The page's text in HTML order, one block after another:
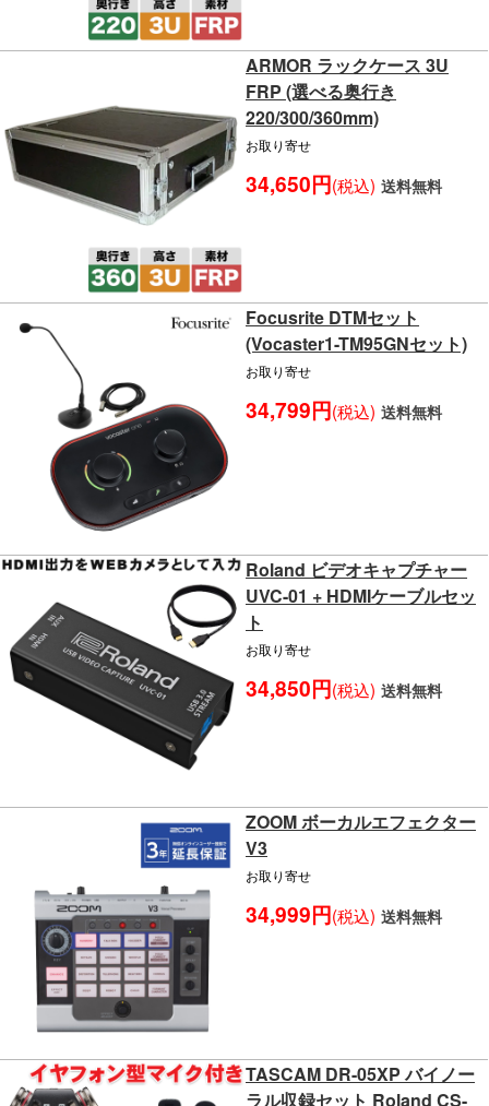
ARMOR ラックケース 3U
FRP (選べる奥行き
220/300/360mm)
お取り寄せ
34,650円(税込) 送料無料
Focusrite DTMセット
(Vocaster1-TM95GNセット)
お取り寄せ
34,799円(税込) 送料無料
Roland ビデオキャプチャー
UVC-01 + HDMIケーブルセッ
ト
お取り寄せ
34,850円(税込) 送料無料
ZOOM ボーカルエフェクター
V3
お取り寄せ
34,999円(税込) 送料無料
TASCAM DR-05XP バイノー
ラル収録セット Roland CS-